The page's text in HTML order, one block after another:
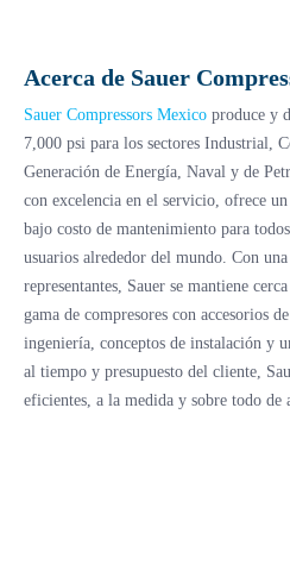
Acerca de Sauer
Sauer Compressors Mexico produce y
7,000 psi para los sectores Industrial,
Generación de Energía, Naval y de
con excelencia en el servicio, ofrece
bajo costo de mantenimiento para
usuarios alrededor del mundo. Con
representantes, Sauer se mantiene
gama de compresores con accesorios
ingeniería, conceptos de instalación y
al tiempo y presupuesto del cliente,
eficientes, a la medida y sobre todo de